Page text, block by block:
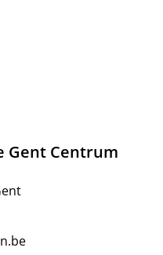
Gent Centrum